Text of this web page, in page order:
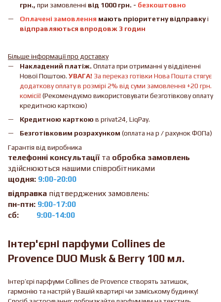
грн., при замовленні від 1000 грн. - безкоштовно
Оплачені замовлення мають пріоритетну відправкуі
відправляються впродовж 3 годин
Більше інформації про доставку
Накладений платіж. Оплата при отриманні у відділенні
Нової Поштою. УВАГА! За переказ готівки Нова Пошта стягує
додаткову оплату в розмірі 2% від суми замовлення +20 грн.
комісії! (Рекомендуємо використовувати безготівкову оплату
кредитною карткою)
Кредитною карткою в privat24, LiqPay.
Безготівковим розрахунком (оплата на р / рахунок ФОПа)
Гарантія від виробника
телефонні консультації та обробка замовлень
здійснюються нашими співробітниками
щодня: 9:00-20:00
відправка підтверджених замовлень:
пн-птн: 9:00-17:00
сб:
9:00-14:00
Інтер'єрні парфуми Collines de
Provence DUO Musk & Berry 100 мл.
Інтер’єрі парфуми Collines de Provence створять затишок,
гармонію та настрій у Вашій квартирі чи заміському будинку!